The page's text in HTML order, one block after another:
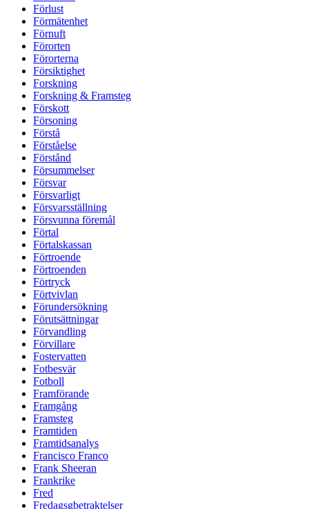
Förlust
Förmätenhet
Förnuft
Förorten
Förorterna
Försiktighet
Forskning
Forskning & Framsteg
Förskott
Försoning
Förstå
Förståelse
Förstånd
Försummelser
Försvar
Försvarligt
Försvarsställning
Försvunna föremål
Förtal
Förtalskassan
Förtroende
Förtroenden
Förtryck
Förtvivlan
Förundersökning
Förutsättningar
Förvandling
Förvillare
Fostervatten
Fotbesvär
Fotboll
Framförande
Framgång
Framsteg
Framtiden
Framtidsanalys
Francisco Franco
Frank Sheeran
Frankrike
Fred
Fredagsgbetraktelser